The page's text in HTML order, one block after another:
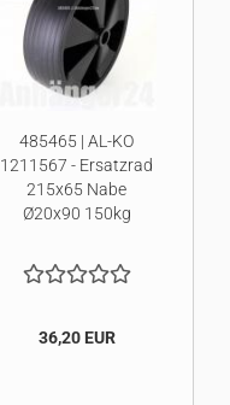
485465 | AL-KO
1211567 - Ersatzrad
215x65 Nabe
Ø20x90 150kg
36,20 EUR